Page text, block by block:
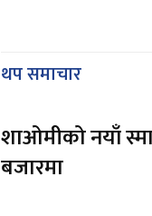
थप समाचार
शाओमीको नयाँ
बजारमा